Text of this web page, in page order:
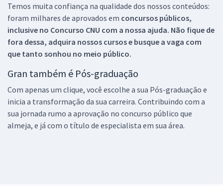
Temos muita confiança na qualidade dos nossos conteúdos:
foram milhares de aprovados em concursos públicos,
inclusive no Concurso CNU com a nossa ajuda. Não fique de
fora dessa, adquira nossos cursos e busque a vaga com
que tanto sonhou no meio público.
Gran também é Pós-graduação
Com apenas um clique, você escolhe a sua Pós-graduação e
inicia a transformação da sua carreira. Contribuindo com a
sua jornada rumo a aprovação no concurso público que
almeja, e já com o título de especialista em sua área.